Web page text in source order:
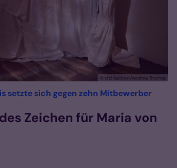
© kfd Aachen/Andrea Thomas
setzte sich gegen zehn Mitbewerber
Zeichen für Maria von